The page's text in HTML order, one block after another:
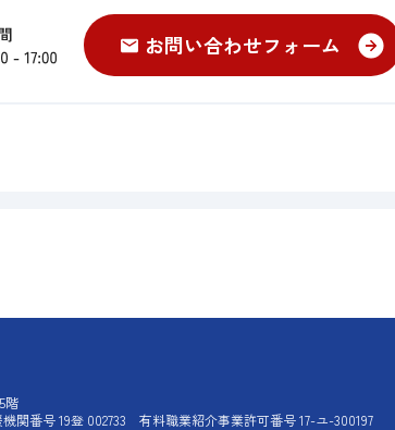
TEL:076-264-9201 受付時間 平日9:00-17:00
お問い合わせフォーム
Vietnam Cooperative Business Association)
階
関番号 19登 002733 有料職業紹介事業許可番号 17-ユ-300197